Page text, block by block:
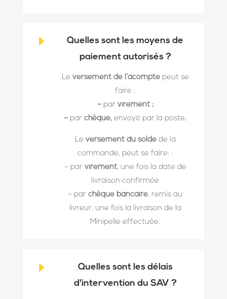
E
Quelles sont les moyens de
paiement autorisés ?
Le versement de l’acompte peut se
faire :
– par virement ;
–parchèque,envoyé par la poste.
Le versement du soldede la
commande, peut se faire: :
– par virement, une fois la date de
livraison confirmée
– parchèque bancaire, remis au
livreur, une fois la livraison de la
Minipelle effectuée.
E
Quelles sont les délais
d'intervention du SAV ?